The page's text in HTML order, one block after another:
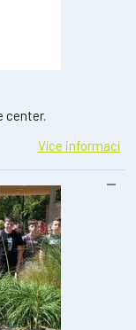
center.
Více informací